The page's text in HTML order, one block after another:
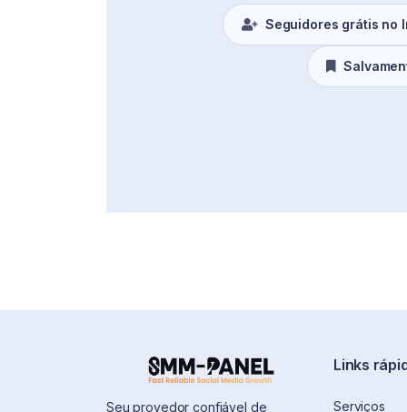
Seguidores grátis no
Seu provedor confiável de
Links
Serviços